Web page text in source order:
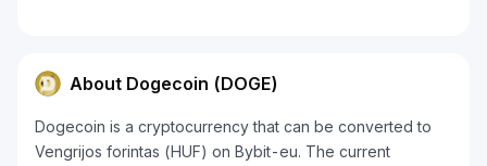
About Dogecoin (DOGE)
Dogecoin is a cryptocurrency that can be converted to
Vengrijos forintas (HUF) on Bybit-eu. The current